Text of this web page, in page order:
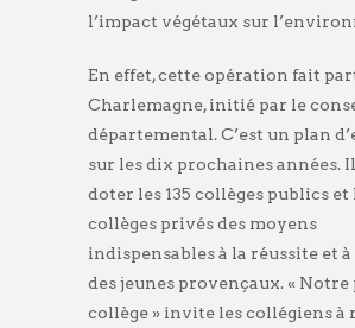
l’impact végétaux sur
En effet, cette opération fait
Charlemagne, initié par le
départemental. C’est un plan
sur les dix prochaines années.
doter les 135 collèges publics et
collèges privés des moyens
indispensables à la réussite et
des jeunes provençaux. «
collège » invite les collégiens à